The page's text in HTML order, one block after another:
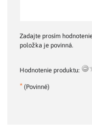
Zadajte prosím
položka je povinná.
Hodnotenie produktu:
* (Povinné)